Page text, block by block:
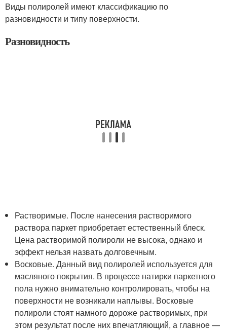
Виды полиролей имеют классификацию по
разновидности и типу поверхности.
Разновидность
Растворимые. После нанесения растворимого
раствора паркет приобретает естественный блеск.
Цена растворимой полироли не высока, однако и
эффект нельзя назвать долговечным.
Восковые. Данный вид полиролей используется для
масляного покрытия. В процессе натирки паркетного
пола нужно внимательно контролировать, чтобы на
поверхности не возникали наплывы. Восковые
полироли стоят намного дороже растворимых, при
этом результат после них впечатляющий, а главное —